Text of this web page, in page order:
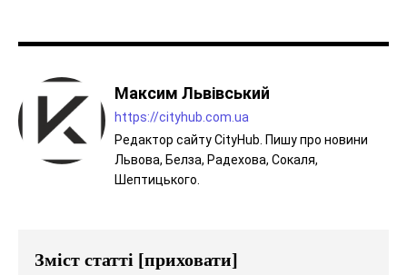
Максим Львівський
https://cityhub.com.ua
Редактор сайту CityHub. Пишу про новини
Львова, Белза, Радехова, Сокаля,
Шептицького.
Зміст статті [приховати]